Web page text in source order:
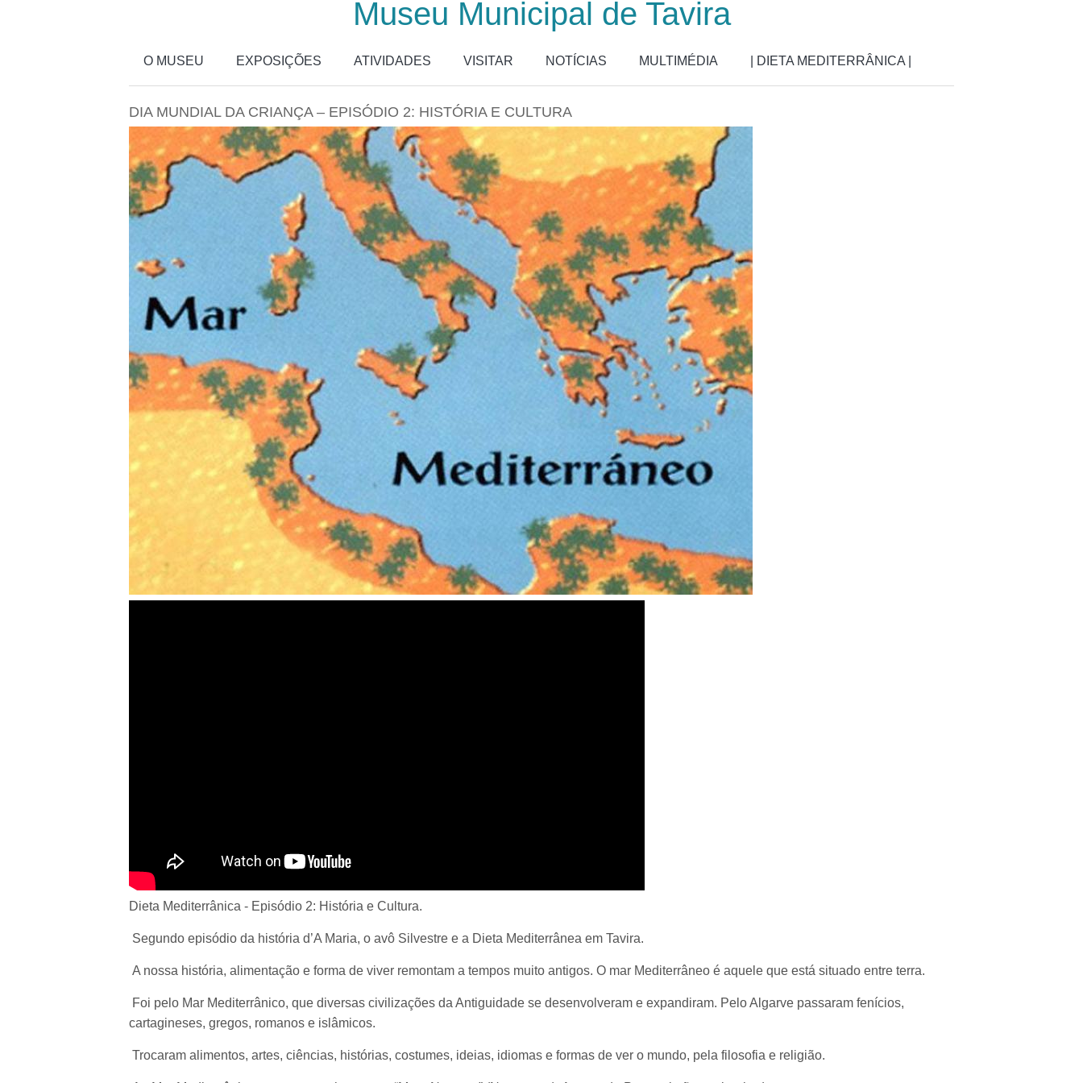
Museu Municipal de Tavira
O MUSEU EXPOSIÇÕES ATIVIDADES VISITAR NOTÍCIAS MULTIMÉDIA | DIETA MEDITERRÂNICA |
DIA MUNDIAL DA CRIANÇA – EPISÓDIO 2: HISTÓRIA E CULTURA
Dieta Mediterrânica - Episódio 2: História e Cultura.
Segundo episódio da história d’A Maria, o avô Silvestre e a Dieta Mediterrânea em Tavira.
A nossa história, alimentação e forma de viver remontam a tempos muito antigos. O mar Mediterrâneo é aquele que está situado entre terra.
Foi pelo Mar Mediterrânico, que diversas civilizações da Antiguidade se desenvolveram e expandiram. Pelo Algarve passaram fenícios,
cartagineses, gregos, romanos e islâmicos.
Trocaram alimentos, artes, ciências, histórias, costumes, ideias, idiomas e formas de ver o mundo, pela filosofia e religião.